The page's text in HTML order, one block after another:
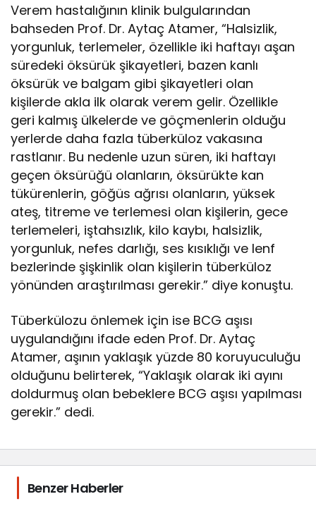
Verem hastalığının klinik bulgularından
bahseden Prof. Dr. Aytaç Atamer, “Halsizlik,
yorgunluk, terlemeler, özellikle iki haftayı aşan
süredeki öksürük şikayetleri, bazen kanlı
öksürük ve balgam gibi şikayetleri olan
kişilerde akla ilk olarak verem gelir. Özellikle
geri kalmış ülkelerde ve göçmenlerin olduğu
yerlerde daha fazla tüberküloz vakasına
rastlanır. Bu nedenle uzun süren, iki haftayı
geçen öksürüğü olanların, öksürükte kan
tükürenlerin, göğüs ağrısı olanların, yüksek
ateş, titreme ve terlemesi olan kişilerin, gece
terlemeleri, iştahsızlık, kilo kaybı, halsizlik,
yorgunluk, nefes darlığı, ses kısıklığı ve lenf
bezlerinde şişkinlik olan kişilerin tüberküloz
yönünden araştırılması gerekir.” diye konuştu.
Tüberkülozu önlemek için ise BCG aşısı
uygulandığını ifade eden Prof. Dr. Aytaç
Atamer, aşının yaklaşık yüzde 80 koruyuculuğu
olduğunu belirterek, “Yaklaşık olarak iki ayını
doldurmuş olan bebeklere BCG aşısı yapılması
gerekir.” dedi.
Benzer Haberler